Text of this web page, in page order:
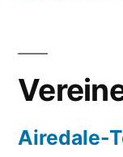
Airedale-